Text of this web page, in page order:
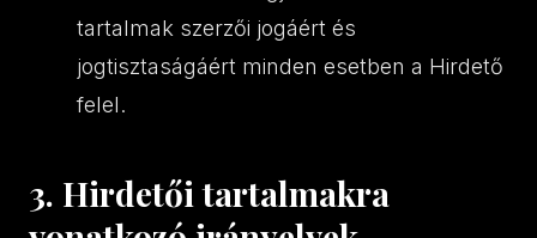
tartalmak szerzői jogáért és
jogtisztaságáért minden esetben a Hirdető
felel.
3. Hirdetői tartalmakra